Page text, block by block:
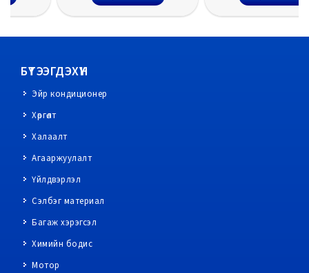
БҮТЭЭГДЭХҮҮН
Эйр кондиционер
Хөргөлт
Халаалт
Агааржуулалт
Үйлдвэрлэл
Сэлбэг материал
Багаж хэрэгсэл
Химийн бодис
Мотор